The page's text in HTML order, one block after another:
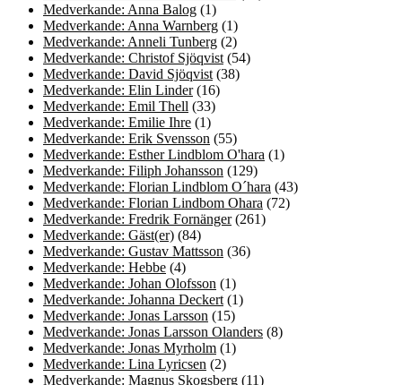
Medverkande: Anna Balog (1)
Medverkande: Anna Warnberg (1)
Medverkande: Anneli Tunberg (2)
Medverkande: Christof Sjöqvist (54)
Medverkande: David Sjöqvist (38)
Medverkande: Elin Linder(16)
Medverkande: Emil Thell (33)
Medverkande: Emilie Ihre (1)
Medverkande: Erik Svensson (55)
Medverkande: Esther Lindblom O'hara (1)
Medverkande: Filiph Johansson (129)
Medverkande: Florian Lindblom O´hara (43)
Medverkande: Florian Lindbom Ohara (72)
Medverkande: Fredrik Fornänger(261)
Medverkande: Gäst(er) (84)
Medverkande: Gustav Mattsson (36)
Medverkande: Hebbe (4)
Medverkande: Johan Olofsson (1)
Medverkande: Johanna Deckert (1)
Medverkande: Jonas Larsson (15)
Medverkande: Jonas Larsson Olanders (8)
Medverkande: Jonas Myrholm (1)
Medverkande: Lina Lyricsen (2)
Medverkande: Magnus Skogsberg (11)